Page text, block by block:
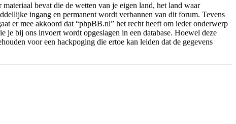
bevat die de wetten van je eigen land, het land waar
ingang en permanent wordt verbannen van dit forum. Tevens
er mee akkoord dat “phpBB.nl” het recht heeft om ieder onderwerp
bij ons invoert wordt opgeslagen in een database. Hoewel deze
voor een hackpoging die ertoe kan leiden dat de gegevens